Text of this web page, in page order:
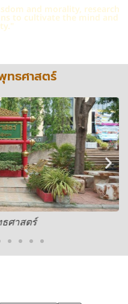
and morality, research
to cultivate the mind and
ธศาสตร์
ศาสตร์